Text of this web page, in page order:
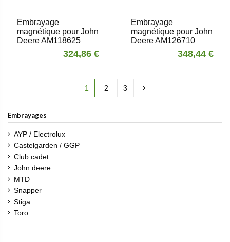
Embrayage
magnétique pour John
Deere AM118625
324,86 €
Embrayage
magnétique pour John
Deere AM126710
348,44 €
1 2 3
Embrayages
AYP / Electrolux
Castelgarden / GGP
Club cadet
John deere
MTD
Snapper
Stiga
Toro